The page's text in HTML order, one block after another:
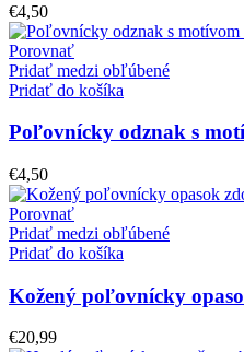
€4,50
Porovnať
Pridať medzi obľúbené
Pridať do košíka
Poľovnícky odznak s
€4,50
Porovnať
Pridať medzi obľúbené
Pridať do košíka
Kožený poľovnícky
€20,99